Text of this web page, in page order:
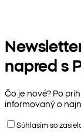
napred s
Čo je nové? Po
informovaný o
Súhlasím so